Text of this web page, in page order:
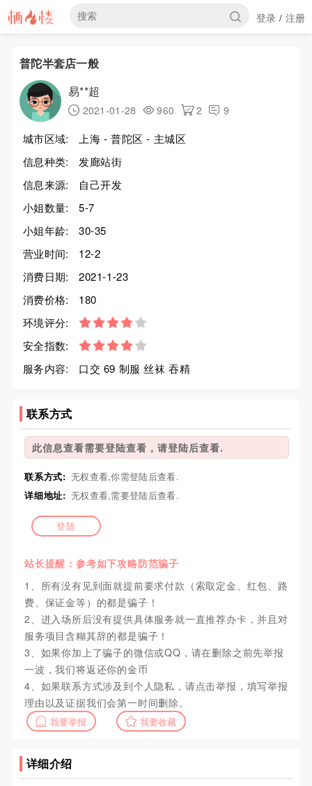
登录 / 注册
普陀半套店一般
易**超
2021-01-28 960 2 9
城市区域:
上海 - 普陀区 - 主城区
信息种类:
发廊站街
信息来源:
自己开发
小姐数量:
5-7
小姐年龄:
30-35
营业时间:
12-2
消费日期:
2021-1-23
消费价格:
180
环境评分:
安全指数:
服务内容:
口交 69 制服 丝袜 吞精
联系方式
此信息查看需要登陆查看，请登陆后查看.
联系方式: 无权查看,你需登陆后查看.
详细地址: 无权查看,需要登陆后查看.
登陆
站长提醒：参考如下攻略防范骗子
1、所有没有见到面就提前要求付款（索取定金、红包、路
费、保证金等）的都是骗子！
2、进入场所后没有提供具体服务就一直推荐办卡，并且对
服务项目含糊其辞的都是骗子！
3、如果你加上了骗子的微信或QQ，请在删除之前先举报
一波，我们将返还你的金币
4、如果联系方式涉及到个人隐私，请点击举报，填写举报
理由以及证据我们会第一时间删除。
我要举报 我要收藏
详细介绍